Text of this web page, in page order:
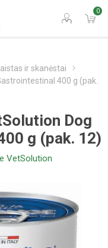
0
ir skanėstai
400 g (pak.
Dog
g (pak. 12)
VetSolution